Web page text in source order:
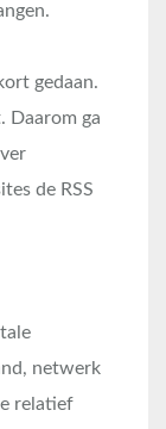
gedaan.
Daarom ga
de RSS
netwerk
relatief